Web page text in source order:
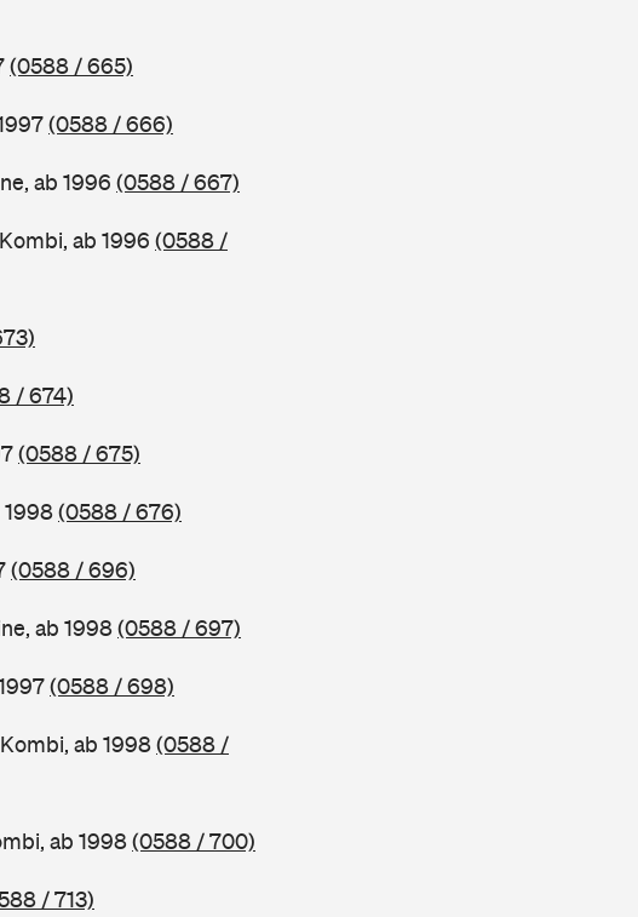
(0588 / 665)
(0588 / 666)
ab 1996 (0588 / 667)
ab 1996 (0588 /
/ 674)
(0588 / 675)
1998(0588 / 676)
(0588 / 696)
ab 1998(0588 / 697)
(0588 / 698)
ab 1998(0588 /
ab 1998(0588 / 700)
/ 713)